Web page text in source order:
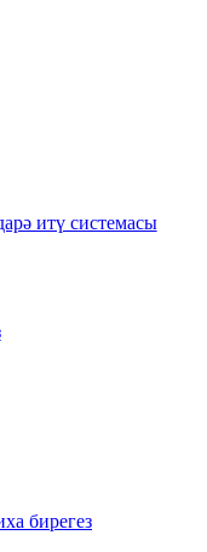
итү системасы